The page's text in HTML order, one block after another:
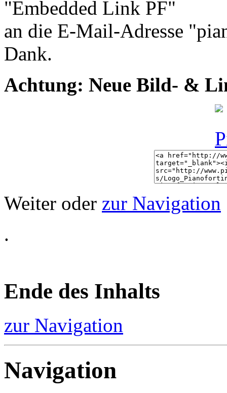
"Embedded Link PF"
an die E-Mail-Adresse
Dank.
Achtung: Neue Bild- &
Weiter oder zur Navigation
.
Ende des Inhalts
zur Navigation
Navigation